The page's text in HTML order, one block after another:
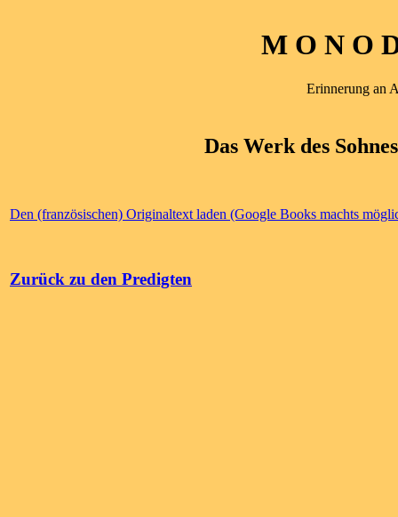
M O N O
Erinnerung an
Das Werk des
Den (französischen) Originaltext laden (Google Books machts
Zurück zu den Predigten